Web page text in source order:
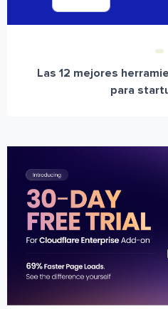
Las 12 mejores
para